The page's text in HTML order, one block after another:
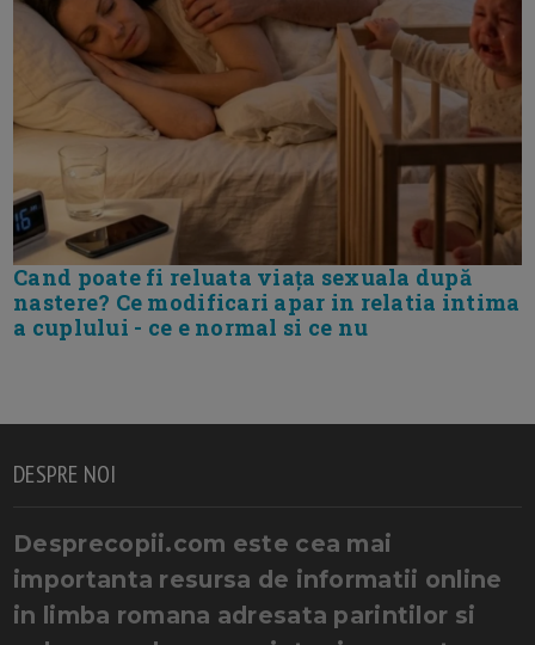
Cand poate fi reluata viața sexuala după
nastere? Ce modificari apar in relatia intima
a cuplului - ce e normal si ce nu
DESPRE NOI
Desprecopii.com este cea mai
importanta resursa de informatii online
in limba romana adresata parintilor si